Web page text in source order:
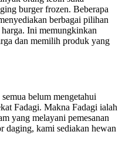
burger frozen. Beberapa
berbagai pilihan
Ini memungkinkan
dan memilih produk yang
belum mengetahui
Fadagi. Makna Fadagi ialah
yang melayani pemesanan
daging, kami sediakan hewan